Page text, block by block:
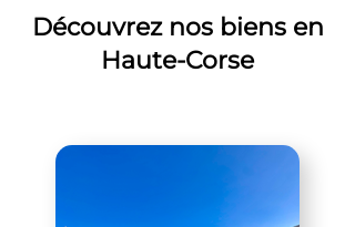
Découvrez nos biens en
Haute-Corse